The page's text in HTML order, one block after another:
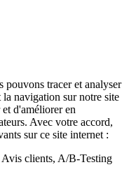
pouvons tracer et analyser
navigation sur notre site
d'améliorer en
Avec votre accord,
sur ce site internet :
clients, A/B-Testing